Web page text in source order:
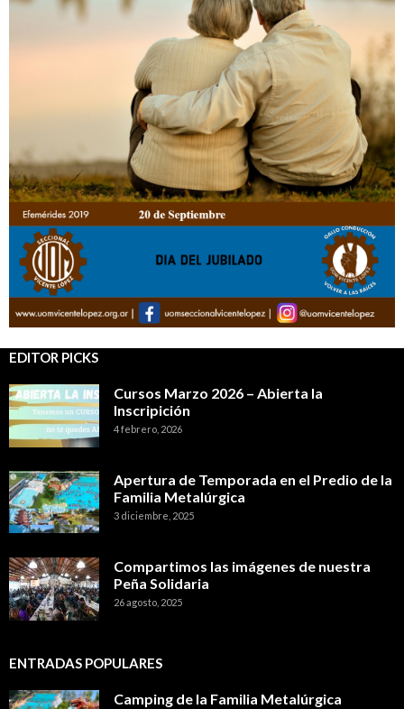
EDITOR PICKS
Cursos Marzo 2026 – Abierta la
Inscripición
4 febrero, 2026
Apertura de Temporada en el Predio de la
Familia Metalúrgica
3 diciembre, 2025
Compartimos las imágenes de nuestra
Peña Solidaria
26 agosto, 2025
ENTRADAS POPULARES
Camping de la Familia Metalúrgica